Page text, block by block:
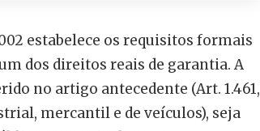
estabelece os requisitos formais
dos direitos reais de garantia. A
no artigo antecedente (Art. 1.461,
mercantil e de veículos), seja